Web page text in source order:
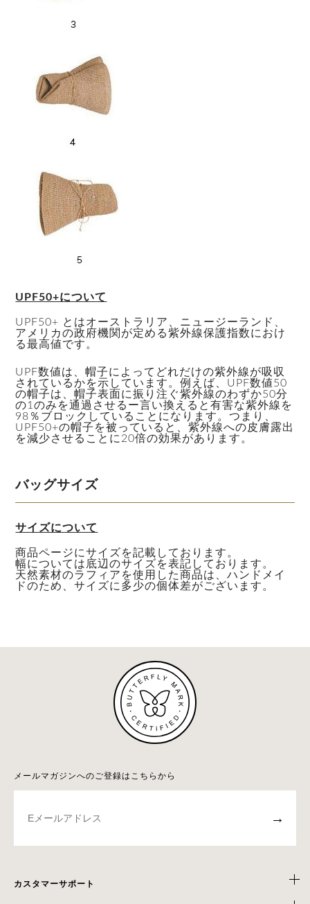
UPF50+について
UPF50+ とはオーストラリア、ニュージーランド、
アメリカの政府機関が定める紫外線保護指数におけ
る最高値です。
UPF数値は、帽子によってどれだけの紫外線が吸収
されているかを示しています。例えば、UPF数値50
の帽子は、帽子表面に振り注ぐ紫外線のわずか50分
の1のみを通過させるー言い換えると有害な紫外線を
98％ブロックしていることになります。つまり、
UPF50+の帽子を被っていると、紫外線への皮膚露出
を減少させることに20倍の効果があります。
バッグサイズ
サイズについて
商品ページにサイズを記載しております。
幅については底辺のサイズを表記しております。
天然素材のラフィアを使用した商品は、ハンドメイ
ドのため、サイズに多少の個体差がございます。
メールマガジンへのご登録はこちらから
→
カスタマーサポート